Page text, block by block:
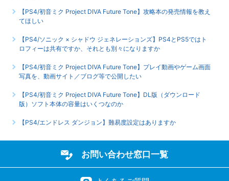
もっと見る
【PS4/初音ミク Project DIVA Future Tone】攻略本の発売情報を教え
てほしい
【PS4/ソニック × シャドウ ジェネレーションズ】PS4とPS5ではト
ロフィーは共有ですか、それとも別々になりますか
【PS4/初音ミク Project DIVA Future Tone】プレイ動画やゲーム画面
写真を、動画サイト／ブログ等で公開したい
【PS4/初音ミク Project DIVA Future Tone】DL版（ダウンロード
版）ソフト本体の容量はいくつなのか
【PS4/エンドレス ダンジョン】難易度設定はありますか
お問い合わせ窓口一覧